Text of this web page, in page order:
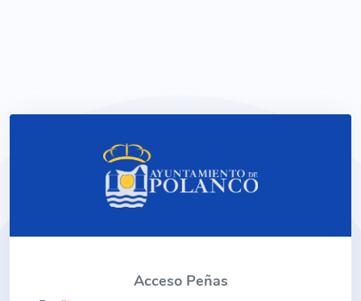
Acceso Peñas